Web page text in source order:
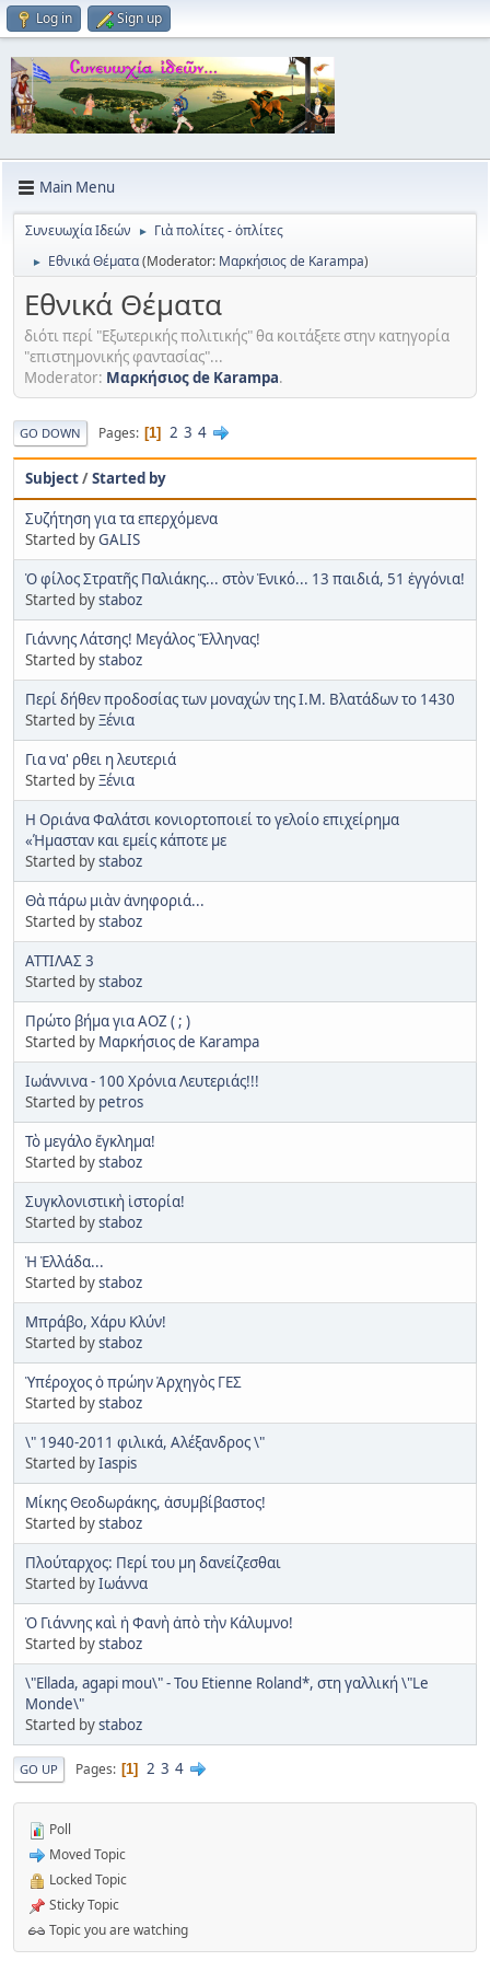
Log in Sign up
Main Menu
Συνευωχία Ιδεών ► Γιὰ πολίτες - ὀπλίτες
► Εθνικά Θέματα(Moderator: Μαρκήσιος de Karampa)
Εθνικά Θέματα
διότι περί "Εξωτερικής πολιτικής" θα κοιτάξετε στην κατηγορία
"επιστημονικής φαντασίας"...
Moderator: Μαρκήσιος de Karampa.
GO DOWN Pages 1 2 3 4
Subject/Started by
Συζήτηση για τα επερχόμενα
Started byGALIS
Ὁ φίλος Στρατῆς Παλιάκης... στὸν Ἑνικό... 13 παιδιά, 51 ἐγγόνια!
Started bystaboz
Γιάννης Λάτσης! Μεγάλος Ἕλληνας!
Started bystaboz
Περί δήθεν προδοσίας των μοναχών της Ι.Μ. Βλατάδων το 1430
Started byΞένια
Για να' ρθει η λευτεριά
Started byΞένια
Η Οριάνα Φαλάτσι κονιορτοποιεί το γελοίο επιχείρημα
«Ήμασταν και εμείς κάποτε με
Started bystaboz
Θὰ πάρω μιὰν ἀνηφοριά...
Started bystaboz
ΑΤΤΙΛΑΣ 3
Started bystaboz
Πρώτο βήμα για ΑΟΖ ( ; )
Started by Μαρκήσιος de Karampa
Ιωάννινα - 100 Χρόνια Λευτεριάς!!!
Started by petros
Τὸ μεγάλο ἔγκλημα!
Started bystaboz
Συγκλονιστικὴ ἱστορία!
Started bystaboz
Ἡ Ἑλλάδα...
Started bystaboz
Μπράβο, Χάρυ Κλύν!
Started bystaboz
Ὑπέροχος ὁ πρώην Ἀρχηγὸς ΓΕΣ
Started bystaboz
\" 1940-2011 φιλικά, Αλέξανδρος \"
Started byIaspis
Μίκης Θεοδωράκης, ἀσυμβίβαστος!
Started bystaboz
Πλούταρχος: Περί του μη δανείζεσθαι
Started byΙωάννα
Ὁ Γιάννης καὶ ἡ Φανὴ ἀπὸ τὴν Κάλυμνο!
Started bystaboz
\"Ellada, agapi mou\" - Του Etienne Roland*, στη γαλλική \"Le
Monde\"
Started bystaboz
GO UP Pages 1 2 3 4
Poll
Moved Topic
Locked Topic
Sticky Topic
Topic you are watching